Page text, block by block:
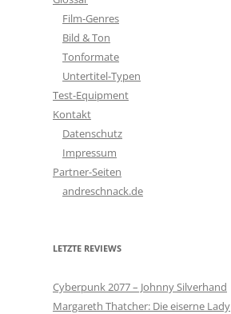
Film-Genres
Bild & Ton
Tonformate
Untertitel-Typen
Test-Equipment
Kontakt
Datenschutz
Impressum
Partner-Seiten
andreschnack.de
LETZTE REVIEWS
Cyberpunk 2077 – Johnny Silverhand
Margareth Thatcher: Die eiserne Lady